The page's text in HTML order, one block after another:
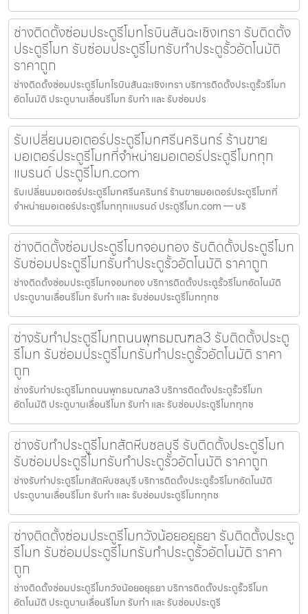
ช่างติดตั้งซ่อมประตูรีโมทโรบินสันฉะเชิงเทรา รับติดตั้ง
ประตูรีโมท รับซ่อมประตูรีโมทรับทำประตูรั้วอัตโนมัติ
ราคาถูก
ช่างติดตั้งซ่อมประตูรีโมทโรบินสันฉะเชิงเทรา บริการติดตั้งประตูรั้วรีโมท
อัตโนมัติ ประตูบานเลื่อนรีโมท รับทำ และ รับซ่อมปร
รับเปลี่ยนมอเตอร์ประตูรีโมทศรีนครินทร์ ร้านขาย
มอเตอร์ประตูรีโมทที่จำหน่ายมอเตอร์ประตูรีโมททุก
แบรนด์ ประตูรีโมท.com
รับเปลี่ยนมอเตอร์ประตูรีโมทศรีนครินทร์ ร้านขายมอเตอร์ประตูรีโมทที่
จำหน่ายมอเตอร์ประตูรีโมททุกแบรนด์ ประตูรีโมท.com — บริ
ช่างติดตั้งซ่อมประตูรีโมทจอมทอง รับติดตั้งประตูรีโมท
รับซ่อมประตูรีโมทรับทำประตูรั้วอัตโนมัติ ราคาถูก
ช่างติดตั้งซ่อมประตูรีโมทจอมทอง บริการติดตั้งประตูรั้วรีโมทอัตโนมัติ
ประตูบานเลื่อนรีโมท รับทำ และ รับซ่อมประตูรีโมททุกช
ช่างรับทำประตูรีโมทถนนพุทธมณฑล3 รับติดตั้งประตู
รีโมท รับซ่อมประตูรีโมทรับทำประตูรั้วอัตโนมัติ ราคา
ถูก
ช่างรับทำประตูรีโมทถนนพุทธมณฑล3 บริการติดตั้งประตูรั้วรีโมท
อัตโนมัติ ประตูบานเลื่อนรีโมท รับทำ และ รับซ่อมประตูรีโมททุกช
ช่างรับทำประตูรีโมทสัตหีบชลบุรี รับติดตั้งประตูรีโมท
รับซ่อมประตูรีโมทรับทำประตูรั้วอัตโนมัติ ราคาถูก
ช่างรับทำประตูรีโมทสัตหีบชลบุรี บริการติดตั้งประตูรั้วรีโมทอัตโนมัติ
ประตูบานเลื่อนรีโมท รับทำ และ รับซ่อมประตูรีโมททุกช
ช่างติดตั้งซ่อมประตูรีโมทวังน้อยอยุธยา รับติดตั้งประตู
รีโมท รับซ่อมประตูรีโมทรับทำประตูรั้วอัตโนมัติ ราคา
ถูก
ช่างติดตั้งซ่อมประตูรีโมทวังน้อยอยุธยา บริการติดตั้งประตูรั้วรีโมท
อัตโนมัติ ประตูบานเลื่อนรีโมท รับทำ และ รับซ่อมประตูรี